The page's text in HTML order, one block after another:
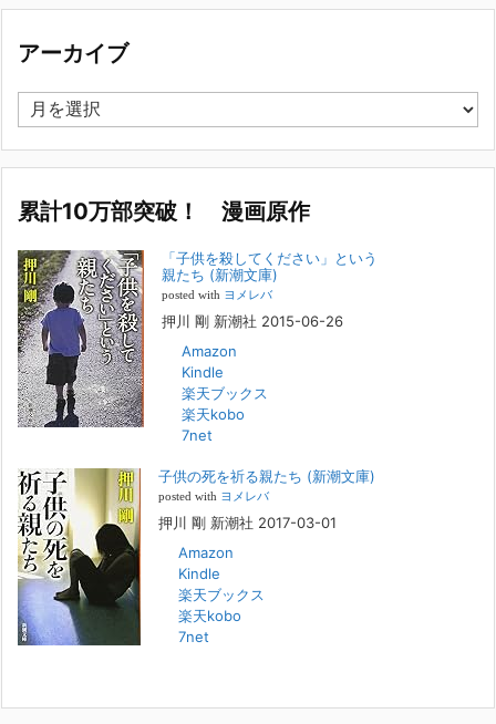
集英社オンラインのインタビューを受けました。「漫
画といえば集英社！」というく…
2023年3月1日
集英社オンラインのインタビューを受けました。「漫画といえば集英
社！」というくらいの大御所が、「子供を殺してくださいという親た
名誉です。h[...]
若年層の子供の問題
『「子供を殺してください」という親たち』では、先月まで、10代の対
象者をテーマにした回、「ケース19 奴隷化する親たち」をお送りして
いました。こちらは、最終話をコミックバンチWebで読むことができま
す[...]
FBS福岡放送『目撃者f』出演情報
2022年2月27日
本日（日曜）深夜1時25分～FBS福岡放送『目撃者f』で、（株）トキワ
されます。「俺がつなげてやる～コワモテ“説得屋”の生き様～」続きを
[...]
人と“直接”向き合うことの価値
2022年1月14日
2022年になりました。すでに言い尽くされていることではありますが、
コロナ禍は、日々の生活や生き方そのものを考える機会となりました。
アーカイブ
ー
カ
ブ
累計10万部突破！ 漫画原作
「子供を殺してください」という
親たち (新潮文庫)
posted with ヨメレバ
押川 剛 新潮社 2015-06-26
Amazon
Kindle
楽天ブックス
楽天kobo
7net
子供の死を祈る親たち (新潮文庫)
posted with ヨメレバ
押川 剛 新潮社 2017-03-01
Amazon
Kindle
楽天ブックス
楽天kobo
7net